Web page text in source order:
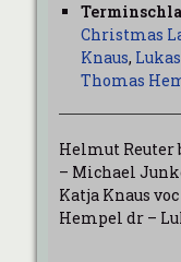
Christmas
Knaus,
Thomas
Helmut Reuter
– Michael
Katja Knaus
Hempel dr –